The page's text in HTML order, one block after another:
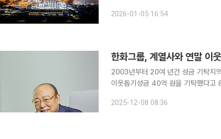
란 분석이 나온다. 설비 감축 규모와
2026-01-05 16:54
한화그룹, 계열사와 연말 이
2003년부터 20여 년간 성금 기탁지역사회 사회공헌 활
이웃돕기성금 40억 원을 기탁했다고 8일 밝혔다. 한화그룹은 사회공헌 철
㈜한화, 한화에어로스페이스, 한화오
2025-12-08 08:36